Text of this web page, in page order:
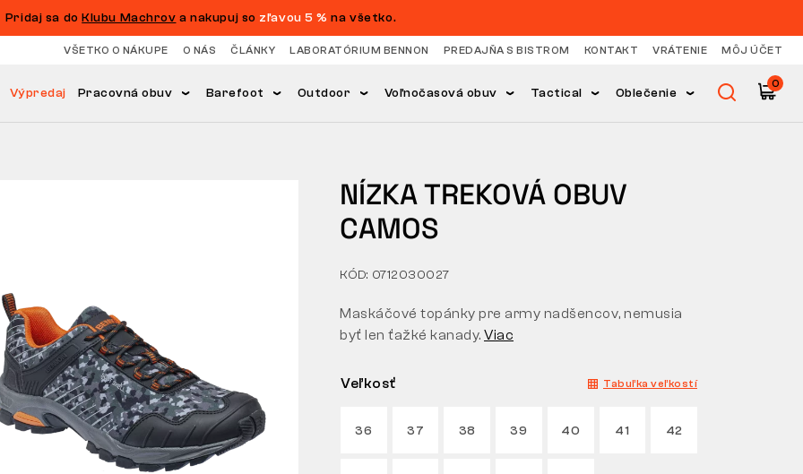
Pridaj sa doKlubu Machrov a nakupuj so zľavou 5 % na všetko.
VŠETKO O NÁKUPE O NÁS ČLÁNKY LABORATÓRIUM BENNON PREDAJŇA S BISTROM KONTAKT VRÁTENIE MÔJ ÚČET
Výpredaj Pracovná obuv Barefoot Outdoor Voľnočasová obuv Tactical Oblečenie
0
NÍZKA TREKOVÁ OBUV
CAMOS
KÓD: 0712030027
Veľkosť Tabuľka veľkostí
36 37 38 39 40 41 42
Maskáčové topánky pre army nadšencov, nemusia
byť len ťažké kanady. Viac